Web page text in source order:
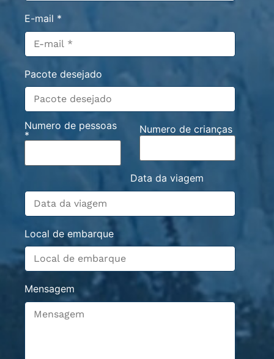
E-mail *
Pacote desejado
Numero de pessoas
*
Numero de crianças
Data da viagem
Local de embarque
Mensagem